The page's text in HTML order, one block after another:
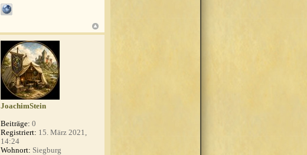
JoachimStein
Beiträge: 0
Registriert: 15. März 2021,
14:24
Wohnort: Siegburg